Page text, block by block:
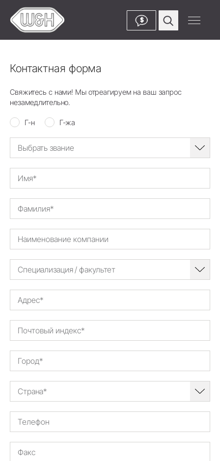
$
Контактная форма
Свяжитесь с нами! Мы отреагируем на ваш запрос
незамедлительно.
Г-н Г-жа
Выбрать звание
Специализация / факультет
Страна*